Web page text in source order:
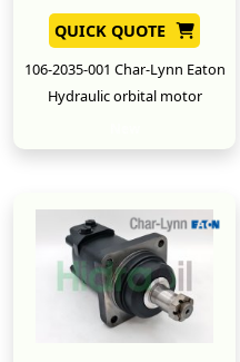
QUICK QUOTE
106-2035-001 Char-Lynn Eaton
Hydraulic orbital motor